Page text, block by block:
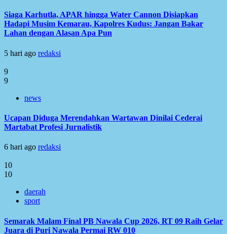
Siaga Karhutla, APAR hingga Water Cannon Disiapkan
Hadapi Musim Kemarau, Kapolres Kudus: Jangan Bakar
Lahan dengan Alasan Apa Pun
5 hari ago redaksi
9
9
news
Ucapan Diduga Merendahkan Wartawan Dinilai Cederai
Martabat Profesi Jurnalistik
6 hari ago redaksi
10
10
daerah
sport
Semarak Malam Final PB Nawala Cup 2026, RT 09 Raih Gelar
Juara di Puri Nawala Permai RW 010